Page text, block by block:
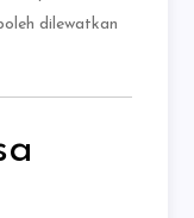
dilewatkan